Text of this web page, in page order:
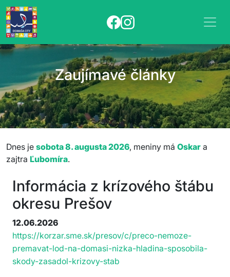
Zaujímavé články
Dnes je sobota 8. augusta 2026, meniny má Oskar a
zajtra Ľubomíra.
Informácia z krízového štábu
okresu Prešov
12.06.2026
https://korzar.sme.sk/presov/c/preco-nemoze-
premavat-lod-na-domasi-nizka-hladina-sposobila-
skody-zasadol-krizovy-stab